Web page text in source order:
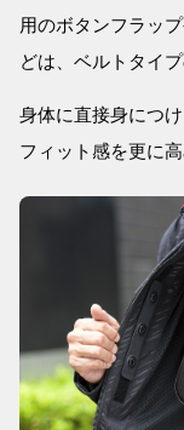
用のボタンフラッ
どは、ベルトタイ
身体に直接身につ
フィット感を更に